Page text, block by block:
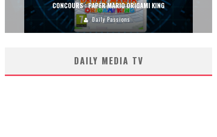
CONCOURS : PAPER MARIO ORIGAMI KING
Daily Passions
DAILY MEDIA TV